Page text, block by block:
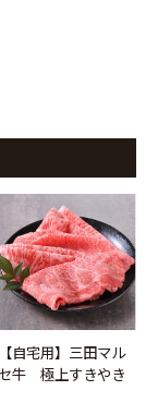
【自宅用】三田マル
牛 極上すきやき